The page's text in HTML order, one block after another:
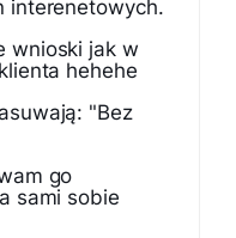
interenetowych.
wnioski jak w
hehehe
"Bez
go
sami sobie